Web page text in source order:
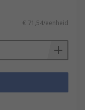
€ 71,54/eenheid